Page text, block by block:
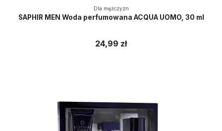
Dla mężczyzn
SAPHIR MEN Woda perfumowana ACQUA UOMO, 30 ml
24,99 zł